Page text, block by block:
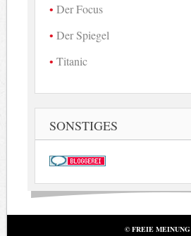
Der Focus
Der Spiegel
Titanic
SONSTIGES
© FREIE MEINUNG